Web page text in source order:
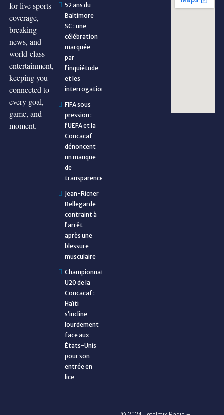
for live sports
coverage,
breaking
news, and
world-class
entertainment,
keeping you
connected to
every goal,
game, and
moment.
52 ans du
Baltimore
SC : une
célébration
marquée
par
l’inquiétude
et les
interrogations
FIFA sous
pression :
l’UEFA et la
Concacaf
dénoncent
un manque
de
transparence
Jean-Ricner
Bellegarde
contraint à
l’arrêt
après une
blessure
musculaire
Championnat
U20 de la
Concacaf :
Haïti
s’incline
lourdement
face aux
États-Unis
pour son
entrée en
lice